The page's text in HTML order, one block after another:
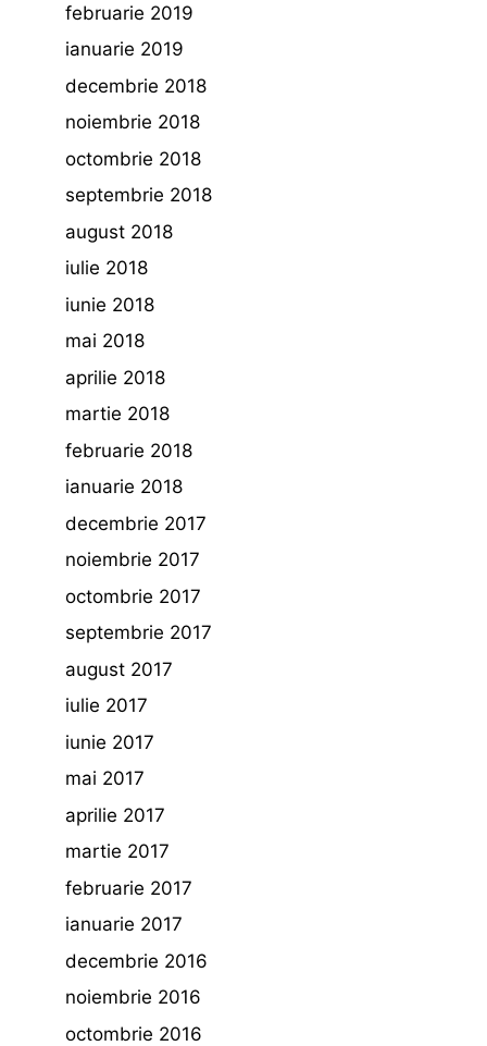
februarie 2019
ianuarie 2019
decembrie 2018
noiembrie 2018
octombrie 2018
septembrie 2018
august 2018
iulie 2018
iunie 2018
mai 2018
aprilie 2018
martie 2018
februarie 2018
ianuarie 2018
decembrie 2017
noiembrie 2017
octombrie 2017
septembrie 2017
august 2017
iulie 2017
iunie 2017
mai 2017
aprilie 2017
martie 2017
februarie 2017
ianuarie 2017
decembrie 2016
noiembrie 2016
octombrie 2016